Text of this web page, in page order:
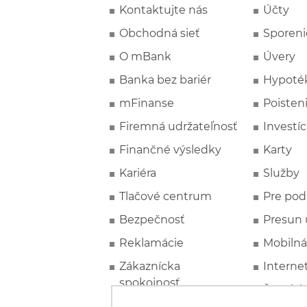
Kontaktujte nás
Obchodná sieť
O mBank
Banka bez bariér
mFinanse
Firemná udržateľnosť
Finančné výsledky
Kariéra
Tlačové centrum
Bezpečnosť
Reklamácie
Zákaznícka
spokojnosť
Účty
Úvery
Karty
Služby
Pre
Presun